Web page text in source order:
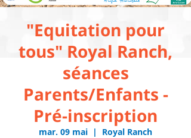
"Equitation pour
tous" Royal Ranch,
séances
Parents/Enfants -
Pré-inscription
mar. 09 mai
  |
Royal Ranch